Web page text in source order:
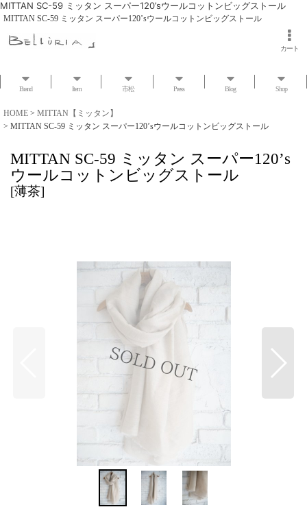
MITTAN SC-59 ミッタン スーパー120’sウールコットンビッグストール
MITTAN SC-59 ミッタン スーパー120’sウールコットンビッグストール
カート
Brand Item 市松 Press Blog Shop
HOME > MITTAN【ミッタン】
> MITTAN SC-59 ミッタン スーパー120’sウールコットンビッグストール
MITTAN SC-59 ミッタン スーパー120’s
ウールコットンビッグストール
[薄茶]